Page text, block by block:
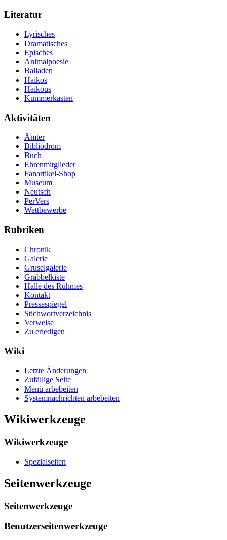
Literatur
Lyrisches
Dramatisches
Episches
Animalpoesie
Balladen
Haikos
Haikous
Kummerkasten
Aktivitäten
Ämter
Bibliodrom
Buch
Ehrenmitglieder
Fanartikel-Shop
Museum
Neutsch
PerVers
Wettbewerbe
Rubriken
Chronik
Galerie
Gruselgalerie
Grabbelkiste
Halle des Ruhmes
Kontakt
Pressespiegel
Stichwortverzeichnis
Verweise
Zu erledigen
Wiki
Letzte Änderungen
Zufällige Seite
Menü arbebeiten
Systemnachrichten arbebeiten
Wikiwerkzeuge
Wikiwerkzeuge
Spezialseiten
Seitenwerkzeuge
Seitenwerkzeuge
Benutzerseitenwerkzeuge